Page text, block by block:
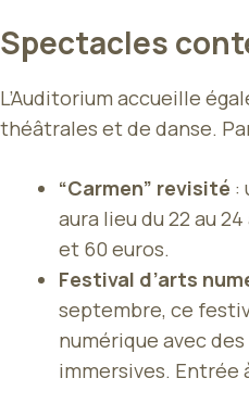
Spectacles
L’Auditorium accueille
théâtrales et de danse.
“Carmen” revisité :
aura lieu du 22 au
et 60 euros.
Festival d’arts
septembre, ce
numérique avec
immersives. Entrée